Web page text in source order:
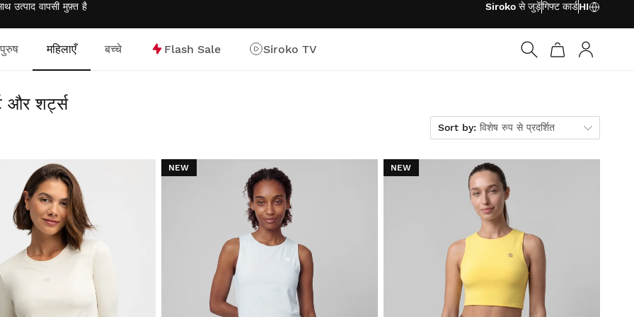
उत्पाद वापसी मुफ़्त है Siroko से जुड़ेंगिफ्ट कार्डHI
पुरुष महिलाएँ बच्चे Flash Sale
Siroko TV
और शर्ट्स
Sort by
Sort by: विशेष रुप से प्रदर्शित
NEW NEW